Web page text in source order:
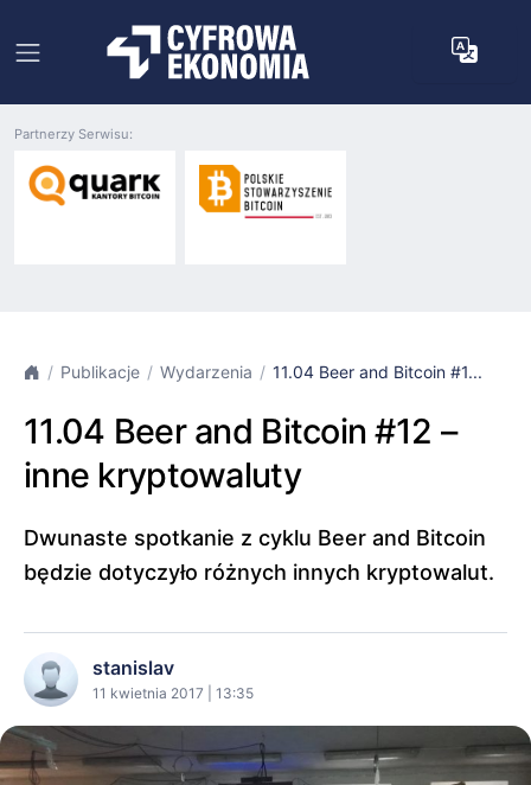
Partnerzy Serwisu:
Publikacje Wydarzenia 11.04 Beer and Bitcoin #1...
11.04 Beer and Bitcoin #12 –
inne kryptowaluty
Dwunaste spotkanie z cyklu Beer and Bitcoin
będzie dotyczyło różnych innych kryptowalut.
stanislav
11 kwietnia 2017 | 13:35